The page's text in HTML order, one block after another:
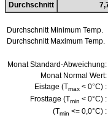
Durchschnitt
Durchschnitt Minimum Temp.
Durchschnitt Maximum Temp.
Monat Standard-Abweichung:
Monat Normal Wert:
Eistage (Tmax < 0°C) :
Frosttage (Tmin < 0°C) :
(Tmin <= 0,0°C) :